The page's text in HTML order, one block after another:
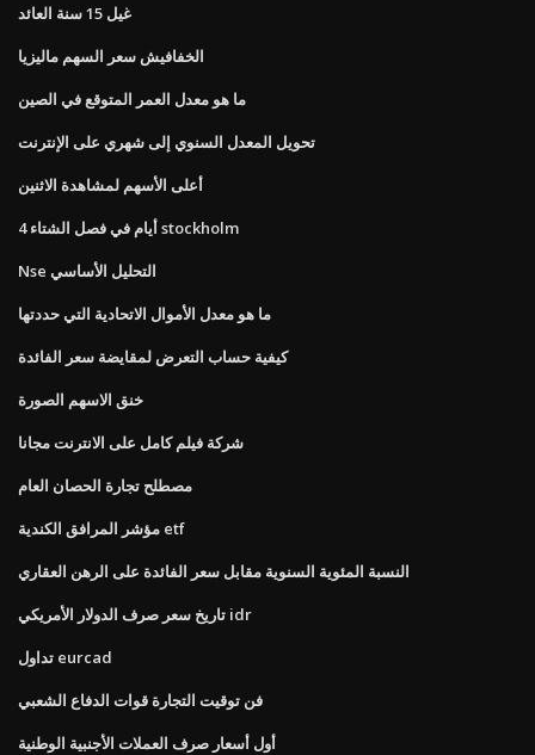
غيل 15 سنة العائد
الخفافيش سعر السهم ماليزيا
ما هو معدل العمر المتوقع في الصين
تحويل المعدل السنوي إلى شهري على الإنترنت
أعلى الأسهم لمشاهدة الاثنين
4 أيام في فصل الشتاء stockholm
Nse التحليل الأساسي
ما هو معدل الأموال الاتحادية التي حددتها
كيفية حساب التعرض لمقايضة سعر الفائدة
خنق الاسهم الصورة
شركة فيلم كامل على الانترنت مجانا
مصطلح تجارة الحصان العام
مؤشر المرافق الكندية etf
النسبة المئوية السنوية مقابل سعر الفائدة على الرهن العقاري
تاريخ سعر صرف الدولار الأمريكي idr
تداول eurcad
فن توقيت التجارة قوات الدفاع الشعبي
أول أسعار صرف العملات الأجنبية الوطنية